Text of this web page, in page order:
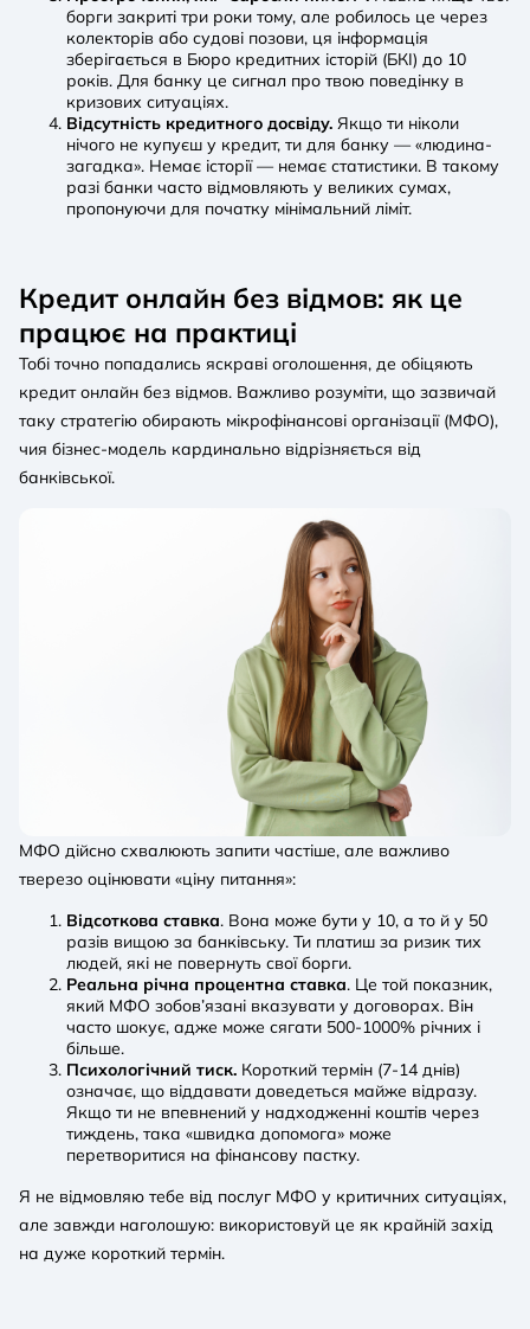
борги закриті три роки тому, але робилось це через
колекторів або судові позови, ця інформація
зберігається в Бюро кредитних історій (БКІ) до 10
років. Для банку це сигнал про твою поведінку в
кризових ситуаціях.
Відсутність кредитного досвіду. Якщо ти ніколи
нічого не купуєш у кредит, ти для банку — «людина-
загадка». Немає історії — немає статистики. В такому
разі банки часто відмовляють у великих сумах,
пропонуючи для початку мінімальний ліміт.
Кредит онлайн без відмов: як це
працює на практиці
Тобі точно попадались яскраві оголошення, де обіцяють
кредит онлайн без відмов. Важливо розуміти, що зазвичай
таку стратегію обирають мікрофінансові організації (МФО),
чия бізнес-модель кардинально відрізняється від
банківської.
МФО дійсно схвалюють запити частіше, але важливо
тверезо оцінювати «ціну питання»:
Відсоткова ставка. Вона може бути у 10, а то й у 50
разів вищою за банківську. Ти платиш за ризик тих
людей, які не повернуть свої борги.
Реальна річна процентна ставка. Це той показник,
який МФО зобов’язані вказувати у договорах. Він
часто шокує, адже може сягати 500-1000% річних і
більше.
Психологічний тиск. Короткий термін (7-14 днів)
означає, що віддавати доведеться майже відразу.
Якщо ти не впевнений у надходженні коштів через
тиждень, така «швидка допомога» може
перетворитися на фінансову пастку.
Я не відмовляю тебе від послуг МФО у критичних ситуаціях,
але завжди наголошую: використовуй це як крайній захід
на дуже короткий термін.